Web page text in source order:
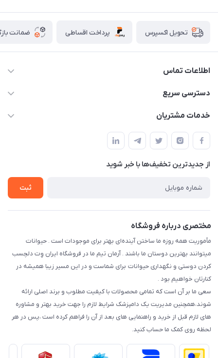
تحویل اکسپرس پرداخت اقساطی ضمانت
اطلاعات تماس
07154503736-09120986090
دسترسی سریع
حساب کاربری
درباره ما
تماس با ما
خدمات مشتریان
قوانین و مقررات
حفظ حریم شخصی
سوالات متداول
شرایط ارسال رایگان
از جدید‌ترین تخفیف‌ها با‌ خبر شوید
ثبت
مختصری درباره فروشگاه
مأموریت همه روزه ما ساختن آینده‌ای بهتر برای موجودات است . حیوانات
میتوانند بهترین دوستان ما باشند . آرمان تیم ما در فروشگاه ایران وِت دلچسب
کردن دوستی و نگهداری حیوانات برای شماست و در این مسیر زیبا همیشه در
کنارتان خواهیم بود .
سعی ما بر آن است که تمامی محصولات با کیفیت مطلوب و برند اصلی ارائه
شوند،همچنین مدیریت یک دامپزشک شرایط لازم را جهت خرید بهتر و مشاوره
های لازم قبل از خرید و راهنمایی های بعد از آن را فراهم کرده است ،پس در هر
لحظه روی کمک ما حساب کنید.